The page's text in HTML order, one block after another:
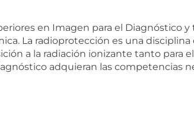
en Imagen para el Diagnóstico
La radioprotección es una
a la radiación ionizante tanto para
adquieran las competencias